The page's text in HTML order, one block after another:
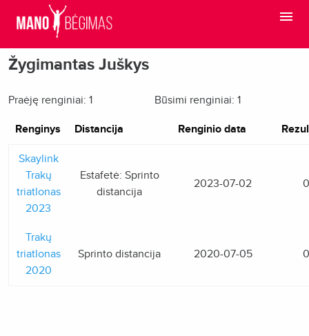
Žygimantas Juškys
Praėję renginiai: 1 Būsimi renginiai: 1
Renginys Distancija Renginio data
Skaylink
Trakų
triatlonas
2023
Estafetė: Sprinto
distancija
2023-07-02
Trakų
triatlonas
2020
Sprinto distancija 2020-07-05